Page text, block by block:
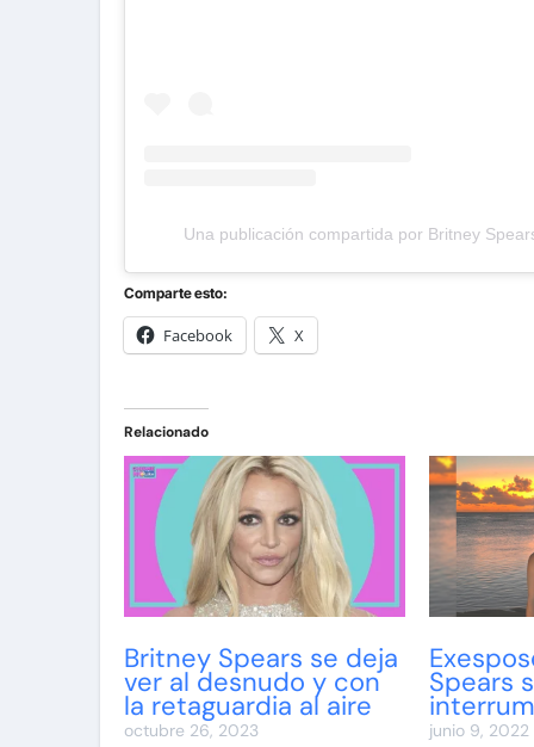
Una publicación compartida por Britney
Comparte esto:
Facebook X
Relacionado
Britney Spears se deja
ver al desnudo y con
la retaguardia al aire
octubre 26, 2023
Spears
junio 9, 2022